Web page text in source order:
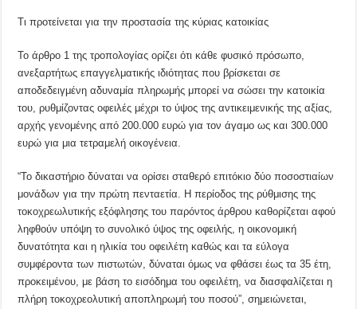
Τι προτείνεται για την προστασία της κύριας κατοικίας
Το άρθρο 1 της τροπολογίας ορίζει ότι κάθε φυσικό πρόσωπο,
ανεξαρτήτως επαγγελματικής ιδιότητας που βρίσκεται σε
αποδεδειγμένη αδυναμία πληρωμής μπορεί να σώσει την κατοικία
του, ρυθμίζοντας οφειλές μέχρι το ύψος της αντικειμενικής της αξίας,
αρχής γενομένης από 200.000 ευρώ για τον άγαμο ως και 300.000
ευρώ για μια τετραμελή οικογένεια.
“Το δικαστήριο δύναται να ορίσει σταθερό επιτόκιο δύο ποσοστιαίων
μονάδων για την πρώτη πενταετία. Η περίοδος της ρύθμισης της
τοκοχρεωλυτικής εξόφλησης του παρόντος άρθρου καθορίζεται αφού
ληφθούν υπόψη το συνολικό ύψος της οφειλής, η οικονομική
δυνατότητα και η ηλικία του οφειλέτη καθώς και τα εύλογα
συμφέροντα των πιστωτών, δύναται όμως να φθάσει έως τα 35 έτη,
προκειμένου, με βάση το εισόδημα του οφειλέτη, να διασφαλίζεται η
πλήρη τοκοχρεολυτική αποπληρωμή του ποσού”, σημειώνεται,